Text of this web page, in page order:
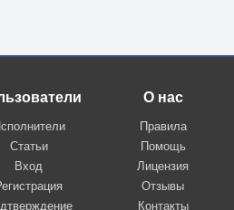
Статьи
Вход
О нас
Правила
Помощь
Лицензия
Отзывы
Контакты